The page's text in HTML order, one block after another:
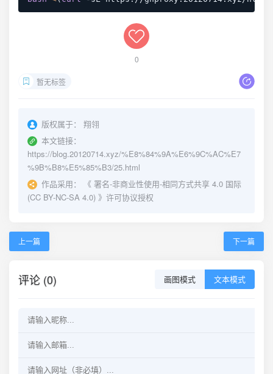
0
暂无标签
版权属于：
翔翎
本文链接：
https://blog.20120714.xyz/%E8%84%9A%E6%9C%AC%E7
%9B%B8%E5%85%B3/25.html
作品采用：
《 署名-非商业性使用-相同方式共享 4.0 国际
(CC BY-NC-SA 4.0) 》许可协议授权
上一篇 下一篇
评论 (0) 画图模式 文本模式